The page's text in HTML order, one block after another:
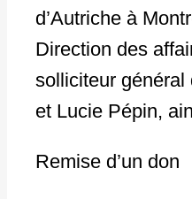
d’Autriche à
Direction des
solliciteur général
et Lucie Pépin,
Remise d’un don